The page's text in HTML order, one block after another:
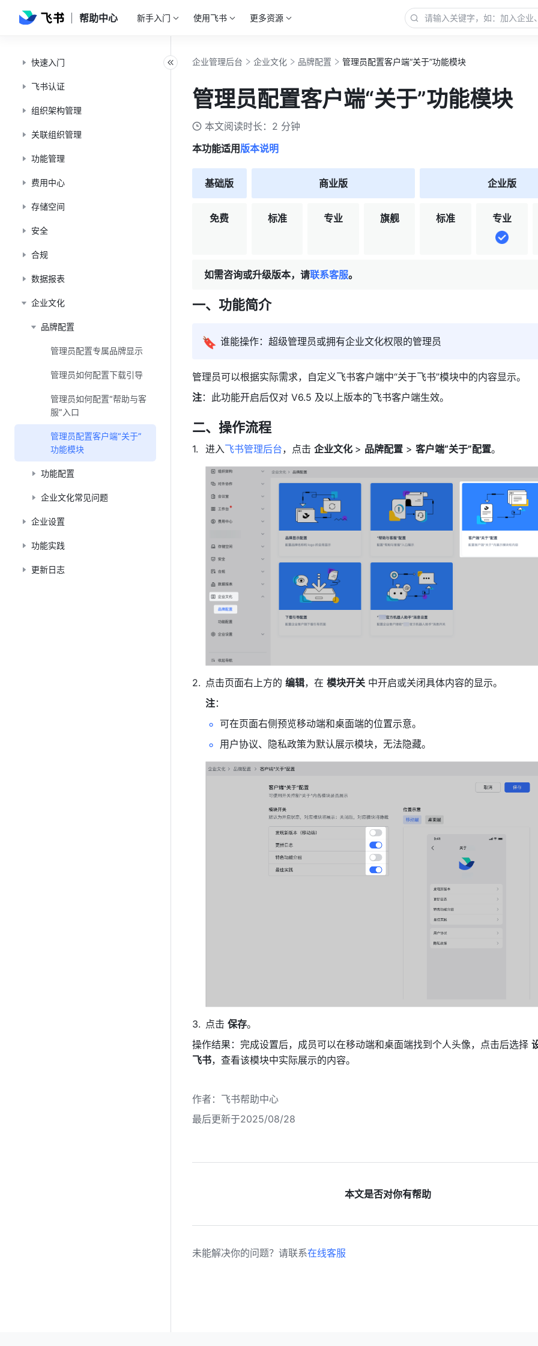
帮助中心 新手入门 使用飞书 更多资源
快速入门
飞书认证
组织架构管理
关联组织管理
功能管理
费用中心
存储空间
安全
合规
数据报表
企业文化
品牌配置
管理员配置专属品牌显示
管理员如何配置下载引导
管理员如何配置“帮助与客
服”入口
管理员配置客户端“关于”
功能模块
功能配置
企业文化常见问题
企业设置
功能实践
更新日志
企业管理后台 企业文化 品牌配置 管理员配置客户端“关于”功能模块
管理员配置客户端“关于”功能模块
本文阅读时长：2 分钟
本功能适用 版本说明
基础版
免费
商业版
标准 专业 旗舰
企业版
标准 专业
如需咨询或升级版本，请联系客服。
一、功能简介
🔖 谁能操作：超级管理员或拥有企业文化权限的管理员
管理员可以根据实际需求，自定义飞书客户端中“关于飞书”模块中的内容显示。
注：此功能开启后仅对 V6.5 及以上版本的飞书客户端生效。
二、操作流程
进入飞书管理后台，点击 企业文化 > 品牌配置 > 客户端“关于”配置。
点击页面右上方的 编辑，在 模块开关 中开启或关闭具体内容的显示。
注：
可在页面右侧预览移动端和桌面端的位置示意。
用户协议、隐私政策为默认展示模块，无法隐藏。
点击 保存。
操作结果：完成设置后，成员可以在移动端和桌面端找到个人头像，点击后选择
飞书，查看该模块中实际展示的内容。
作者 ： 飞书帮助中心
最后更新于2025/08/28
本文是否对你有帮助
未能解决你的问题？请联系在线客服